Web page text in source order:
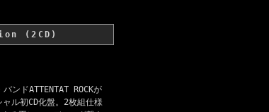
(2CD)
ンドATTENTAT ROCKが
ル初CD化盤。2枚組仕様